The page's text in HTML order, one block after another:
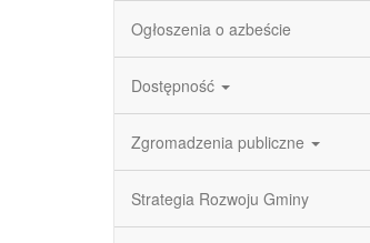
Ogłoszenia o azbeście
Dostępność
Zgromadzenia publiczne
Strategia Rozwoju Gminy